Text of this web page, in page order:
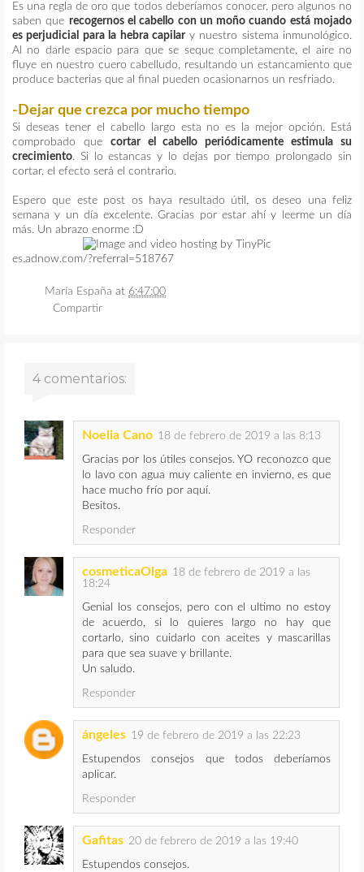
Es una regla de oro que todos deberíamos conocer, pero algunos no
saben que recogernos el cabello con un moño cuando está mojado
es perjudicial para la hebra capilar y nuestro sistema inmunológico.
Al no darle espacio para que se seque completamente, el aire no
fluye en nuestro cuero cabelludo, resultando un estancamiento que
produce bacterias que al final pueden ocasionarnos un resfriado.
-Dejar que crezca por mucho tiempo
Si deseas tener el cabello largo esta no es la mejor opción. Está
comprobado que cortar el cabello periódicamente estimula su
crecimiento. Si lo estancas y lo dejas por tiempo prolongado sin
cortar, el efecto será el contrario.
Espero que este post os haya resultado útil, os deseo una feliz
semana y un día excelente. Gracias por estar ahí y leerme un día
más. Un abrazo enorme :D
es.adnow.com/?referral=518767
María España at 6:47:00
Compartir
4 comentarios:
Noelia Cano 18 de febrero de 2019 a las 8:13
Gracias por los útiles consejos. YO reconozco que
lo lavo con agua muy caliente en invierno, es que
hace mucho frío por aquí.
Besitos.
Responder
cosmeticaOlga 18 de febrero de 2019 a las
18:24
Genial los consejos, pero con el ultimo no estoy
de acuerdo, si lo quieres largo no hay que
cortarlo, sino cuidarlo con aceites y mascarillas
para que sea suave y brillante.
Un saludo.
Responder
ángeles 19 de febrero de 2019 a las 22:23
Estupendos consejos que todos deberíamos
aplicar.
Responder
Gafitas 20 de febrero de 2019 a las 19:40
Estupendos consejos.